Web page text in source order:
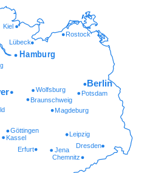
Chemnitz
Erfurt Jena
Dresden
Kassel
Göttingen
Magdeburg
Braunschweig
Potsdam
Wolfsburg
Lübeck
Rostock
Kiel
Leipzig
Berlin
Hamburg